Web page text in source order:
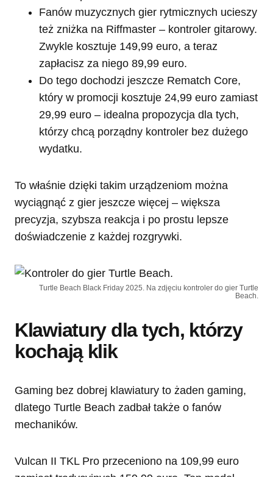
Fanów muzycznych gier rytmicznych ucieszy
też zniżka na Riffmaster – kontroler gitarowy.
Zwykle kosztuje 149,99 euro, a teraz
zapłacisz za niego 89,99 euro.
Do tego dochodzi jeszcze Rematch Core,
który w promocji kosztuje 24,99 euro zamiast
29,99 euro – idealna propozycja dla tych,
którzy chcą porządny kontroler bez dużego
wydatku.
To właśnie dzięki takim urządzeniom można
wyciągnąć z gier jeszcze więcej – większa
precyzja, szybsza reakcja i po prostu lepsze
doświadczenie z każdej rozgrywki.
Turtle Beach Black Friday 2025. Na zdjęciu kontroler do gier Turtle
Beach.
Klawiatury dla tych, którzy
kochają klik
Gaming bez dobrej klawiatury to żaden gaming,
dlatego Turtle Beach zadbał także o fanów
mechaników.
Vulcan II TKL Pro przeceniono na 109,99 euro